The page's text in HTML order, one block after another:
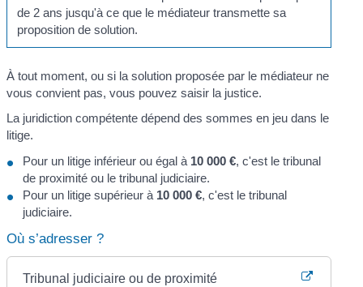
de 2 ans jusqu'à ce que le médiateur transmette sa
proposition de solution.
À tout moment, ou si la solution proposée par le médiateur ne
vous convient pas, vous pouvez saisir la justice.
La juridiction compétente dépend des sommes en jeu dans le
litige.
Pour un litige inférieur ou égal à 10 000 €, c'est le tribunal
de proximité ou le tribunal judiciaire.
Pour un litige supérieur à 10 000 €, c'est le tribunal
judiciaire.
Où s’adresser ?
Tribunal judiciaire ou de proximité